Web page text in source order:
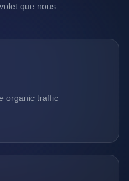
que nous
organic traffic